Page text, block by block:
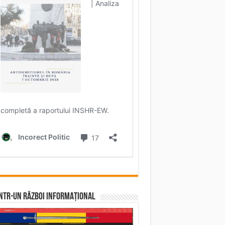
un RĂZBOI INFORMAȚIONAL